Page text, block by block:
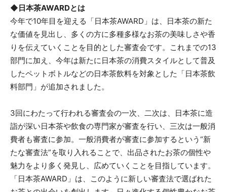
◆日本茶AWARDとは
今年で10年目を迎える「日本茶AWARD」は、日本茶の新た
な価値を見出し、多くの方に多種多様なお茶の美味しさや香
りを伝えていくことを目的とした審査会です。これまでの13
部門に加え、今年は新たに日本茶の消費スタイルとして普及
したペットボトルなどの日本茶飲料を対象とした「日本茶飲
料部門」が追加されました。
3回にわたって行われる審査会の一次、二次は、日本茶に造
詣が深い日本茶や飲食の専門家が審査を行い、三次は一般消
費者も審査に参加。一般消費者が審査に参加するという“新
たな審査法”を取り入れることで、出品されたお茶の個性や
魅力をより多く発見し、広めていくことを目指しています。
「日本茶AWARD」は、このように新しい審査法で選ばれた